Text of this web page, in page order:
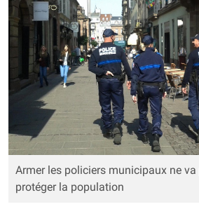
Armer les policiers municipaux ne
protéger la population